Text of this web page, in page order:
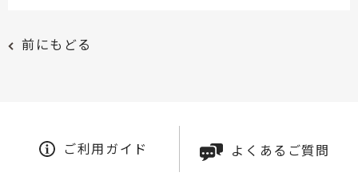
前にもどる
ご利用ガイド よくあるご質問